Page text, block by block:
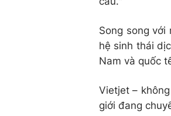
Song song với
hệ sinh thái
Nam và quốc
Vietjet –
giới đang